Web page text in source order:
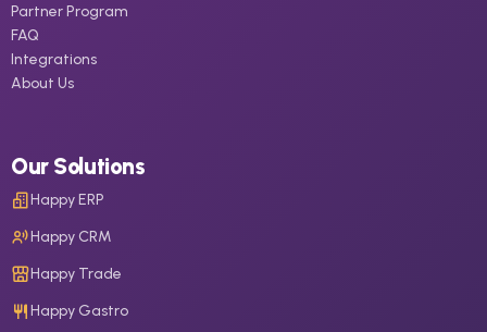
Partner Program
FAQ
Integrations
About Us
Our Solutions
Happy ERP
Happy CRM
Happy Trade
Happy Gastro